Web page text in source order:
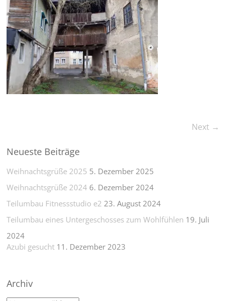
Next →
Neueste Beiträge
Weihnachtsgrüße 2025 5. Dezember 2025
Weihnachtsgrüße 2024 6. Dezember 2024
Teilumbau Fitnessstudio e2 23. August 2024
Teilumbau eines Untergeschosses zum Wohlfühlen 19. Juli
2024
Azubi gesucht 11. Dezember 2023
Archiv